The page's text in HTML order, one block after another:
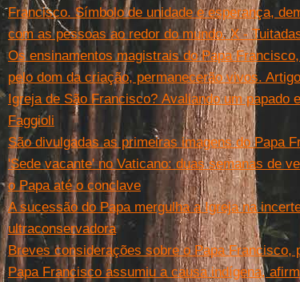
Francisco. Símbolo de unidade e esperança,
com as pessoas ao redor do mundo. X -
Os ensinamentos magistrais do Papa
pelo dom da criação, permanecerão vivos.
Igreja de São Francisco? Avaliando um papado
Faggioli
São divulgadas as primeiras imagens do Papa
'Sede vacante' no Vaticano: duas semanas de
o Papa até o conclave
A sucessão do Papa mergulha a Igreja na
ultraconservadora
Breves considerações sobre o Papa Francisco,
Papa Francisco assumiu a causa indígena,